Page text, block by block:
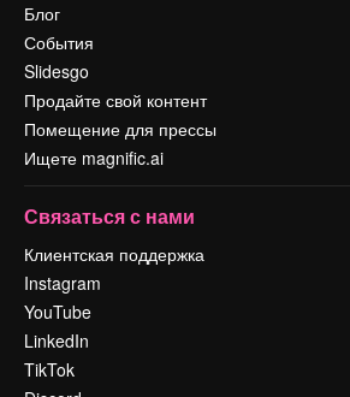
Блог
События
Slidesgo
Продайте свой контент
Помещение для прессы
Ищете magnific.ai
Связаться с нами
Клиентская поддержка
Instagram
YouTube
LinkedIn
TikTok